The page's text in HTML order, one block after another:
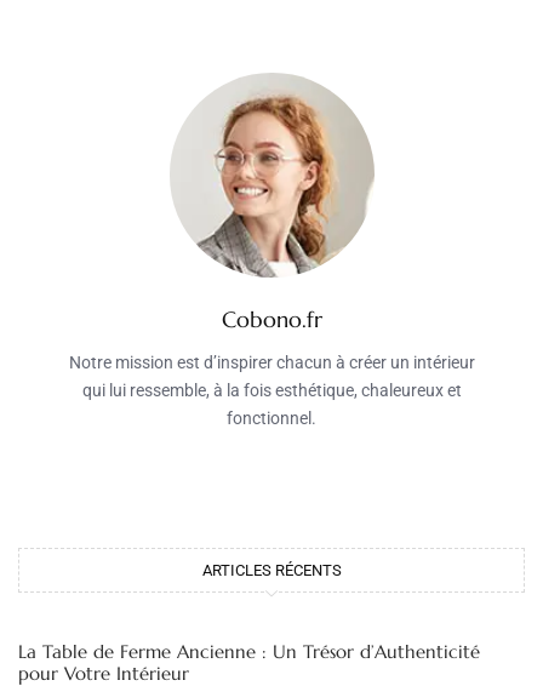
Cobono.fr
Notre mission est d’inspirer chacun à créer un intérieur
qui lui ressemble, à la fois esthétique, chaleureux et
fonctionnel.
ARTICLES RÉCENTS
La Table de Ferme Ancienne : Un Trésor d’Authenticité
pour Votre Intérieur